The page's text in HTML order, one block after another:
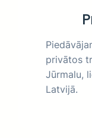
privātos
Jūrmalu,
Latvijā.